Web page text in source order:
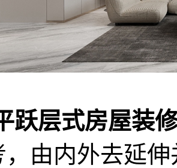
跃层式房屋装
，由内外去延